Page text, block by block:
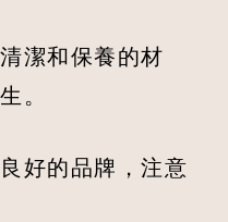
潔和保養的材
。
好的品牌，注意